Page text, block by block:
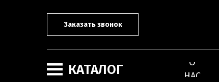
Заказать звонок
КАТАЛОГ
О
НАС